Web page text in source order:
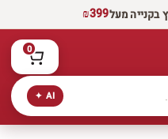
בקנייה מעל₪399
AI ✦
0